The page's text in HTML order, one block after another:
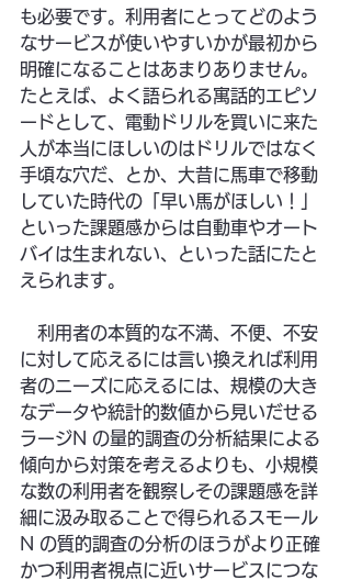
も必要です。利用者にとってどのよう
なサービスが使いやすいかが最初から
明確になることはあまりありません。
たとえば、よく語られる寓話的エピソ
ードとして、電動ドリルを買いに来た
人が本当にほしいのはドリルではなく
手頃な穴だ、とか、大昔に馬車で移動
していた時代の「早い馬がほしい！」
といった課題感からは自動車やオート
バイは生まれない、といった話にたと
えられます。
利用者の本質的な不満、不便、不安
に対して応えるには言い換えれば利用
者のニーズに応えるには、規模の大き
なデータや統計的数値から見いだせる
ラージN の量的調査の分析結果による
傾向から対策を考えるよりも、小規模
な数の利用者を観察しその課題感を詳
細に汲み取ることで得られるスモール
N の質的調査の分析のほうがより正確
かつ利用者視点に近いサービスにつな